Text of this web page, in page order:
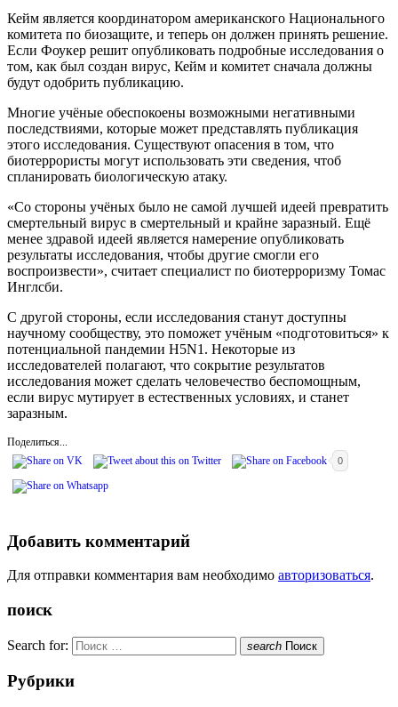
Кейм является координатором американского Национального
комитета по биозащите, и теперь он должен принять решение.
Если Фоукер решит опубликовать подробные исследования о
том, как был создан вирус, Кейм и комитет сначала должны
будут одобрить публикацию.
Многие учёные обеспокоены возможными негативными
последствиями, которые может представлять публикация
этого исследования. Существуют опасения в том, что
биотеррористы могут использовать эти сведения, чтоб
спланировать биологическую атаку.
«Со стороны учёных было не самой лучшей идеей превратить
смертельный вирус в смертельный и крайне заразный. Ещё
менее здравой идеей является намерение опубликовать
результаты исследования, чтобы другие смогли его
воспроизвести», считает специалист по биотерроризму Томас
Инглсби.
С другой стороны, если исследования станут доступны
научному сообществу, это поможет учёным «подготовиться» к
потенциальной пандемии H5N1. Некоторые из
исследователей полагают, что сокрытие результатов
исследования может сделать человечество беспомощным,
если вирус мутирует в естественных условиях, и станет
заразным.
Поделиться...
0
Добавить комментарий
Для отправки комментария вам необходимо авторизоваться.
поиск
Search for: search Поиск
Рубрики